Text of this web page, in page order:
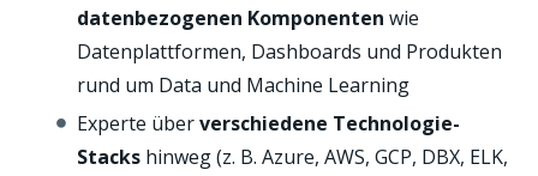
datenbezogenen Komponenten wie
Datenplattformen, Dashboards und Produkten
rund um Data und Machine Learning
Experte überverschiedene Technologie-
Stacks hinweg (z. B. Azure, AWS, GCP, DBX, ELK,